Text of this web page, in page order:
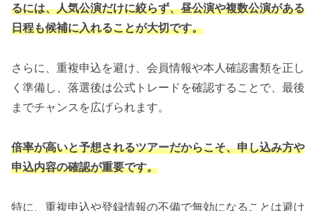
るには、人気公演だけに絞らず、昼公演や複数公演がある
日程も候補に入れることが大切です。
さらに、重複申込を避け、会員情報や本人確認書類を正し
く準備し、落選後は公式トレードを確認することで、最後
までチャンスを広げられます。
倍率が高いと予想されるツアーだからこそ、申し込み方や
申込内容の確認が重要です。
特に、重複申込や登録情報の不備で無効になることは避け